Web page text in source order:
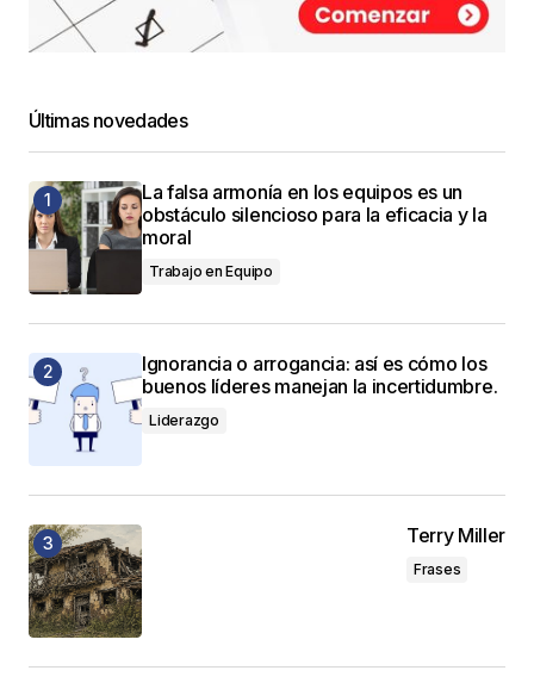
Últimas novedades
La falsa armonía en los equipos es un
obstáculo silencioso para la eficacia y la
moral
Trabajo en Equipo
Ignorancia o arrogancia: así es cómo los
buenos líderes manejan la incertidumbre.
Liderazgo
Terry Miller
Frases